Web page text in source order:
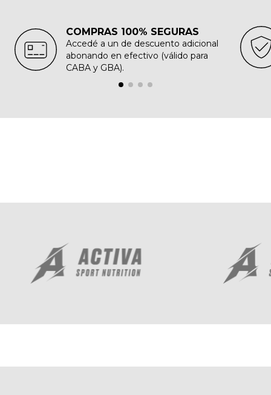
COMPRAS 100% SEGURAS
Accedé a un de descuento adicional
abonando en efectivo (válido para
CABA y GBA).